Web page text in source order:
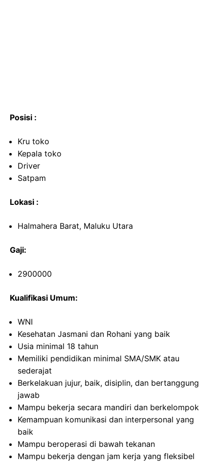
Posisi :
Kru toko
Kepala toko
Driver
Satpam
Lokasi :
Halmahera Barat, Maluku Utara
Gaji:
2900000
Kualifikasi Umum:
WNI
Kesehatan Jasmani dan Rohani yang baik
Usia minimal 18 tahun
Memiliki pendidikan minimal SMA/SMK atau
sederajat
Berkelakuan jujur, baik, disiplin, dan bertanggung
jawab
Mampu bekerja secara mandiri dan berkelompok
Kemampuan komunikasi dan interpersonal yang
baik
Mampu beroperasi di bawah tekanan
Mampu bekerja dengan jam kerja yang fleksibel